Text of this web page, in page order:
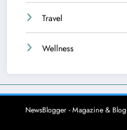
Travel
Wellness
NewsBlogger - Magazine & Blog